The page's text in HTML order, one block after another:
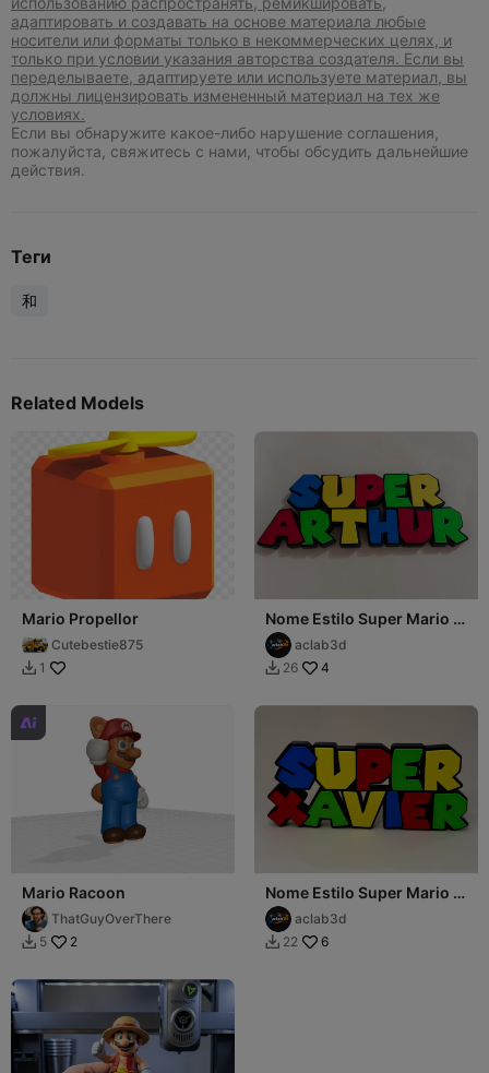
адаптировать и создавать на основе материала любые
носители или форматы только в некоммерческих целях, и
только при условии указания авторства создателя. Если вы
переделываете, адаптируете или используете материал, вы
должны лицензировать измененный материал на тех же
условиях.
Если вы обнаружите какое-либо нарушение соглашения,
пожалуйста, свяжитесь с нами, чтобы обсудить дальнейшие
действия.
Теги
和
Related Models
Mario Propellor
Cutebestie875
 1
Nome Estilo Super Mario -
Personalizável "SUPER
ARTHUR"
aclab3d
 26 4

Mario Racoon
ThatGuyOverThere
 5 2
Nome Estilo Super Mario -
Personalizável "SUPER
XAVIER"
aclab3d
 22 6